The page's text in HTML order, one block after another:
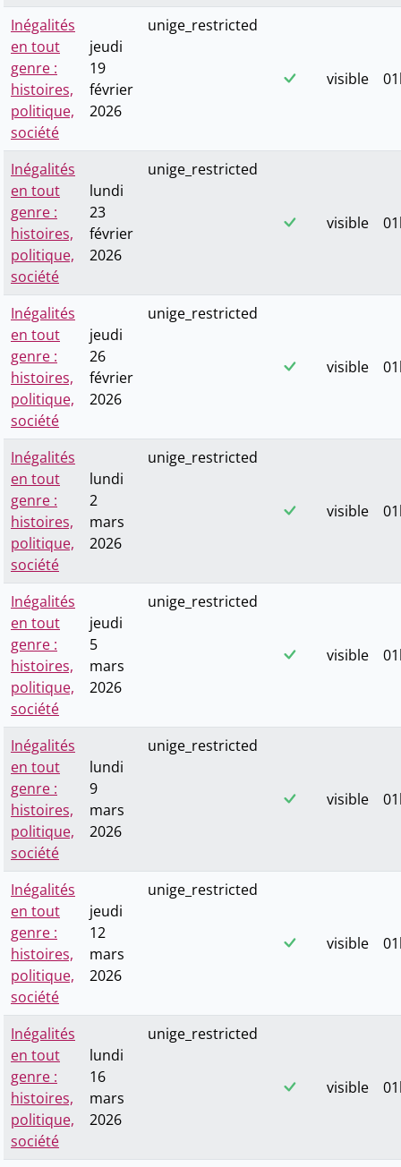
Inégalités
en tout
genre :
histoires,
politique,
société
jeudi
19
février
2026
unige_restricted
visible
Inégalités
en tout
genre :
histoires,
politique,
société
lundi
23
février
2026
unige_restricted
visible
Inégalités
en tout
genre :
histoires,
politique,
société
jeudi
26
février
2026
unige_restricted
visible
Inégalités
en tout
genre :
histoires,
politique,
société
lundi
2
mars
2026
unige_restricted
visible
Inégalités
en tout
genre :
histoires,
politique,
société
jeudi
5
mars
2026
unige_restricted
visible
Inégalités
en tout
genre :
histoires,
politique,
société
lundi
9
mars
2026
unige_restricted
visible
Inégalités
en tout
genre :
histoires,
politique,
société
jeudi
12
mars
2026
unige_restricted
visible
Inégalités
en tout
genre :
histoires,
politique,
société
lundi
16
mars
2026
unige_restricted
visible